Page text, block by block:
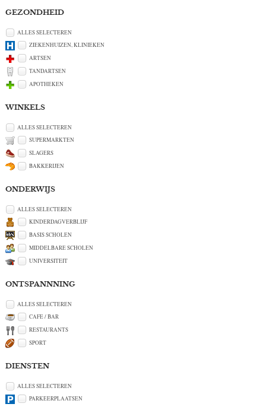
GEZONDHEID
ALLES SELECTEREN
ZIEKENHUIZEN, KLINIEKEN
ARTSEN
TANDARTSEN
APOTHEKEN
WINKELS
ALLES SELECTEREN
SUPERMARKTEN
SLAGERS
BAKKERIJEN
ONDERWIJS
ALLES SELECTEREN
KINDERDAGVERBLIJF
BASIS SCHOLEN
MIDDELBARE SCHOLEN
UNIVERSITEIT
ONTSPANNNING
ALLES SELECTEREN
CAFE / BAR
RESTAURANTS
SPORT
DIENSTEN
ALLES SELECTEREN
PARKEERPLAATSEN